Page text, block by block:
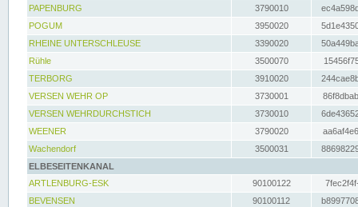
PAPENBURG
3790010
POGUM
3950020
RHEINE UNTERSCHLEUSE
3390020
Rühle
3500070
TERBORG
3910020
VERSEN WEHR OP
3730001
VERSEN WEHRDURCHSTICH
3730010
WEENER
3790020
Wachendorf
3500031
ELBESEITENKANAL
ARTLENBURG-ESK
90100122
BEVENSEN
90100112